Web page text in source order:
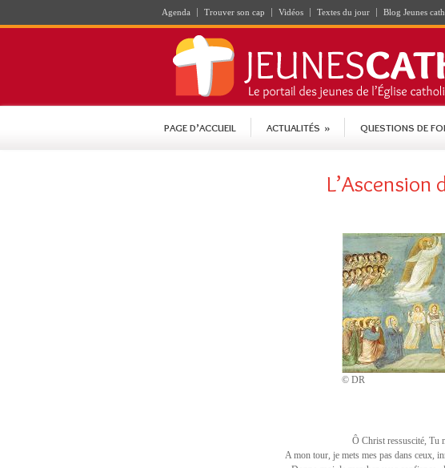
Agenda Trouver son cap Vidéos Textes du jour Blog Jeunes
PAGE D’ACCUEIL ACTUALITÉS » QUESTIONS DE FOI
L’Ascension
© DR
Ô Christ ressuscité, Tu
A mon tour, je mets mes pas dans ceux,